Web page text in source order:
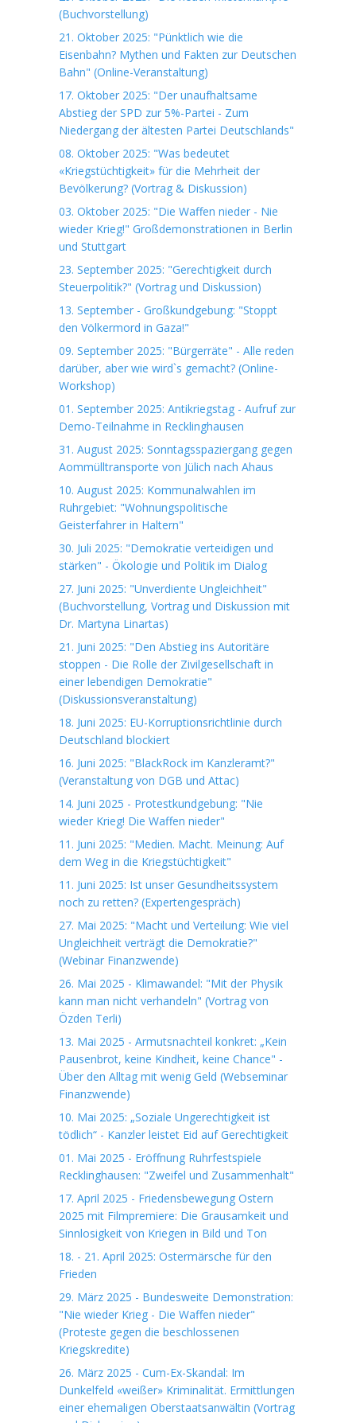
(Buchvorstellung)
21. Oktober 2025: "Pünktlich wie die
Eisenbahn? Mythen und Fakten zur Deutschen
Bahn" (Online-Veranstaltung)
17. Oktober 2025: "Der unaufhaltsame
Abstieg der SPD zur 5%-Partei - Zum
Niedergang der ältesten Partei Deutschlands"
08. Oktober 2025: "Was bedeutet
«Kriegstüchtigkeit» für die Mehrheit der
Bevölkerung? (Vortrag & Diskussion)
03. Oktober 2025: "Die Waffen nieder - Nie
wieder Krieg!" Großdemonstrationen in Berlin
und Stuttgart
23. September 2025: "Gerechtigkeit durch
Steuerpolitik?" (Vortrag und Diskussion)
13. September - Großkundgebung: "Stoppt
den Völkermord in Gaza!"
09. September 2025: "Bürgerräte" - Alle reden
darüber, aber wie wird`s gemacht? (Online-
Workshop)
01. September 2025: Antikriegstag - Aufruf zur
Demo-Teilnahme in Recklinghausen
31. August 2025: Sonntagsspaziergang gegen
Aommülltransporte von Jülich nach Ahaus
10. August 2025: Kommunalwahlen im
Ruhrgebiet: "Wohnungspolitische
Geisterfahrer in Haltern"
30. Juli 2025: "Demokratie verteidigen und
stärken" - Ökologie und Politik im Dialog
27. Juni 2025: "Unverdiente Ungleichheit"
(Buchvorstellung, Vortrag und Diskussion mit
Dr. Martyna Linartas)
21. Juni 2025: "Den Abstieg ins Autoritäre
stoppen - Die Rolle der Zivilgesellschaft in
einer lebendigen Demokratie"
(Diskussionsveranstaltung)
18. Juni 2025: EU-Korruptionsrichtlinie durch
Deutschland blockiert
16. Juni 2025: "BlackRock im Kanzleramt?"
(Veranstaltung von DGB und Attac)
14. Juni 2025 - Protestkundgebung: "Nie
wieder Krieg! Die Waffen nieder"
11. Juni 2025: "Medien. Macht. Meinung: Auf
dem Weg in die Kriegstüchtigkeit"
11. Juni 2025: Ist unser Gesundheitssystem
noch zu retten? (Expertengespräch)
27. Mai 2025: "Macht und Verteilung: Wie viel
Ungleichheit verträgt die Demokratie?"
(Webinar Finanzwende)
26. Mai 2025 - Klimawandel: "Mit der Physik
kann man nicht verhandeln" (Vortrag von
Özden Terli)
13. Mai 2025 - Armutsnachteil konkret: „Kein
Pausenbrot, keine Kindheit, keine Chance" -
Über den Alltag mit wenig Geld (Webseminar
Finanzwende)
10. Mai 2025: „Soziale Ungerechtigkeit ist
tödlich“ - Kanzler leistet Eid auf Gerechtigkeit
01. Mai 2025 - Eröffnung Ruhrfestspiele
Recklinghausen: "Zweifel und Zusammenhalt"
17. April 2025 - Friedensbewegung Ostern
2025 mit Filmpremiere: Die Grausamkeit und
Sinnlosigkeit von Kriegen in Bild und Ton
18. - 21. April 2025: Ostermärsche für den
Frieden
29. März 2025 - Bundesweite Demonstration:
"Nie wieder Krieg - Die Waffen nieder"
(Proteste gegen die beschlossenen
Kriegskredite)
26. März 2025 - Cum-Ex-Skandal: Im
Dunkelfeld «weißer» Kriminalität. Ermittlungen
einer ehemaligen Oberstaatsanwältin (Vortrag